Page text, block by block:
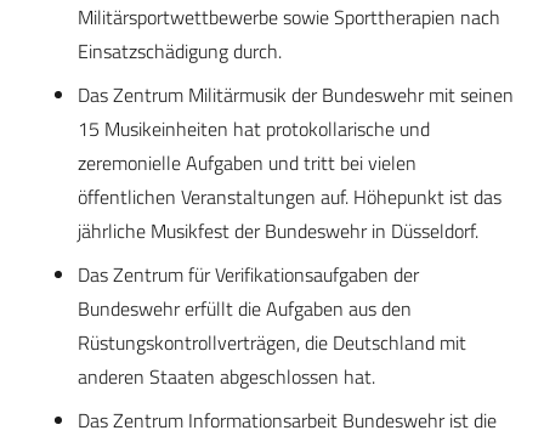
Militärsportwettbewerbe sowie Sporttherapien nach
Einsatzschädigung durch.
Das Zentrum Militärmusik der Bundeswehr mit seinen
15 Musikeinheiten hat protokollarische und
zeremonielle Aufgaben und tritt bei vielen
öffentlichen Veranstaltungen auf. Höhepunkt ist das
jährliche Musikfest der Bundeswehr in Düsseldorf.
Das Zentrum für Verifikationsaufgaben der
Bundeswehr erfüllt die Aufgaben aus den
Rüstungskontrollverträgen, die Deutschland mit
anderen Staaten abgeschlossen hat.
Das Zentrum Informationsarbeit Bundeswehr ist die